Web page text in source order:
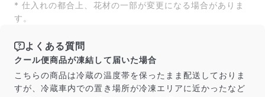
* 仕入れの都合上、花材の一部が変更になる場合がありま
す。
よくある質問
クール便商品が凍結して届いた場合
こちらの商品は冷蔵の温度帯を保ったまま配送しておりま
すが、冷蔵車内での置き場所が冷凍エリアに近かったなど